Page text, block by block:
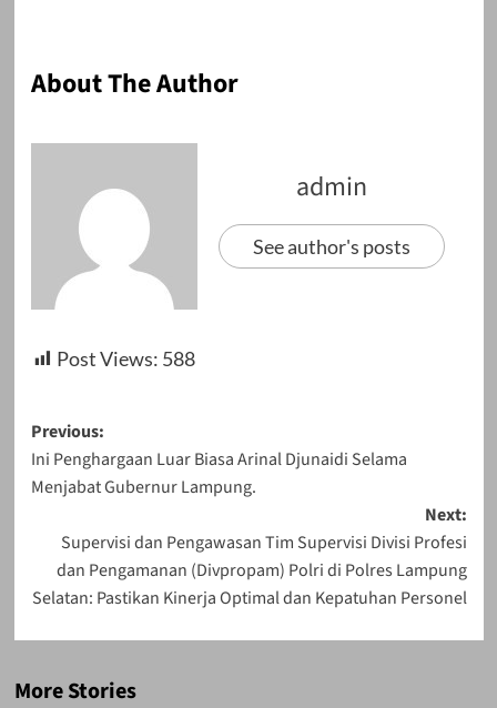
About The Author
admin
See author's posts
Post Views: 588
Post
navigation
Previous:
Ini Penghargaan Luar Biasa Arinal Djunaidi Selama
Menjabat Gubernur Lampung.
Next:
Supervisi dan Pengawasan Tim Supervisi Divisi Profesi
dan Pengamanan (Divpropam) Polri di Polres Lampung
Selatan: Pastikan Kinerja Optimal dan Kepatuhan Personel
More Stories